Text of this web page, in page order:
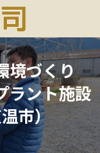
境づくり
ラント施設
市）